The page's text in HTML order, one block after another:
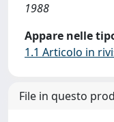
1988
Appare nelle
1.1 Articolo in
File in questo